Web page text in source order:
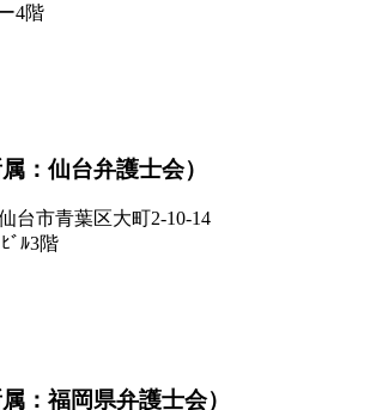
4階
属：仙台弁護士会）
台市青葉区大町2-10-14
ﾞﾙ3階
属：福岡県弁護士会）